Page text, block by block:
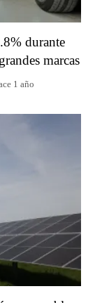
durante
marcas
1 año